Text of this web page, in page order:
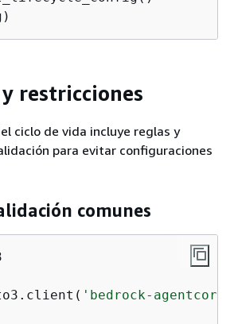
restricciones
ciclo de vida incluye reglas y
para evitar configuraciones
comunes
'bedrock-